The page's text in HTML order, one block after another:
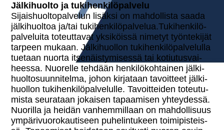
Jäl­ki­huol­to ja tu­ki­hen­ki­lö­pal­ve­lu
Si­jais­huol­to­pal­ve­lun lisäksi on mah­dol­lis­ta saada
jäl­ki­huol­toa ja/tai tu­ki­hen­ki­lö­pal­ve­lua.Tu­ki­hen­ki­lö­
pal­ve­lui­ta to­teut­ta­vat yk­si­köis­sä nimetyt työn­te­ki­jät
tarpeen mukaan. Jäl­ki­huol­lon tu­ki­hen­ki­lö­pal­ve­lul­la
tuetaan nuorta it­se­näis­ty­mi­ses­sä tai ko­tiu­tus­vai­
hees­sa. Nuorelle tehdään hen­ki­lö­koh­tai­nen jäl­ki­
huol­to­suun­ni­tel­ma, johon kirjataan ta­voit­teet jäl­ki­
huol­lon tu­ki­hen­ki­lö­pal­ve­lul­le. Ta­voit­tei­den to­teu­tu­
mis­ta seurataan jokaisen ta­paa­mi­sen yh­tey­des­sä.
Nuorilla ja heidän van­hem­mil­laan on mah­dol­li­suus
ym­pä­ri­vuo­ro­kau­ti­seen pu­he­lin­tu­keen toi­mi­pis­teis­